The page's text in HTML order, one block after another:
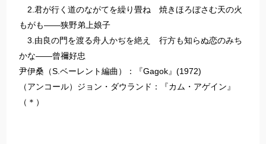
2.君が行く道のながてを繰り畳ね 焼きほろぼさむ天の火
もがも――狭野弟上娘子
3.由良の門を渡る舟人かぢを絶え 行方も知らぬ恋のみち
かな――曾禰好忠
尹伊桑（S.ベーレント編曲）：『Gagok』(1972)
（アンコール）ジョン・ダウランド：『カム・アゲイン』
（＊）